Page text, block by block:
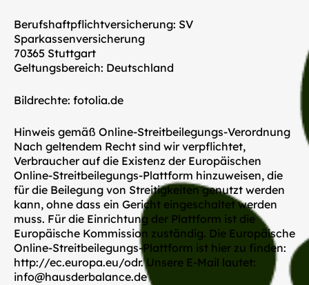
Berufshaftpflichtversicherung: SV
Sparkassenversicherung
70365 Stuttgart
Geltungsbereich: Deutschland
Bildrechte: fotolia.de
Hinweis gemäß Online-Streitbeilegungs-Verordnung
Nach geltendem Recht sind wir verpflichtet,
Verbraucher auf die Existenz der Europäischen
Online-Streitbeilegungs-Plattform hinzuweisen, die
für die Beilegung von Streitigkeiten genutzt werden
kann, ohne dass ein Gericht eingeschaltet werden
muss. Für die Einrichtung der Plattform ist die
Europäische Kommission zuständig. Die Europäische
Online-Streitbeilegungs-Plattform ist hier zu finden:
http://ec.europa.eu/odr. Unsere E-Mail lautet:
info@hausderbalance.de